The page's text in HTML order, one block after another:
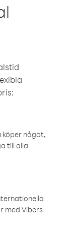
köper något,
till alla
med Vibers